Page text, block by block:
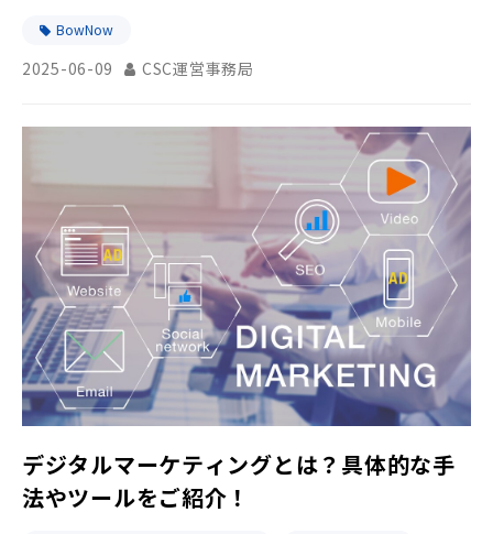
BowNow
2025-06-09 CSC運営事務局
デジタルマーケティングとは？具体的な手
法やツールをご紹介！